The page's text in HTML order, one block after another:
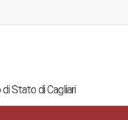
di Stato di Cagliari